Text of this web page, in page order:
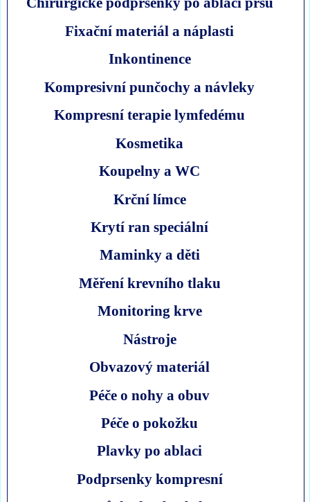
Fixační materiál a náplasti
Inkontinence
Kompresivní punčochy a návleky
Kompresní terapie lymfedému
Kosmetika
Koupelny a WC
Krční límce
Krytí ran speciální
Maminky a děti
Měření krevního tlaku
Monitoring krve
Nástroje
Obvazový materiál
Péče o nohy a obuv
Péče o pokožku
Plavky po ablaci
Podprsenky kompresní